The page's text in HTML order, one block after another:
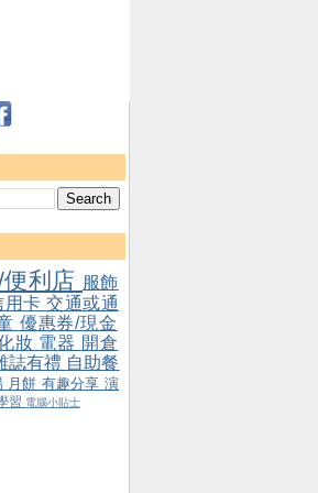
利店 服飾
用卡 交通或通
優惠券/現金
妝 電器 開倉
誌有禮 自助餐
月餅 有趣分享 演
習 電腦小貼士